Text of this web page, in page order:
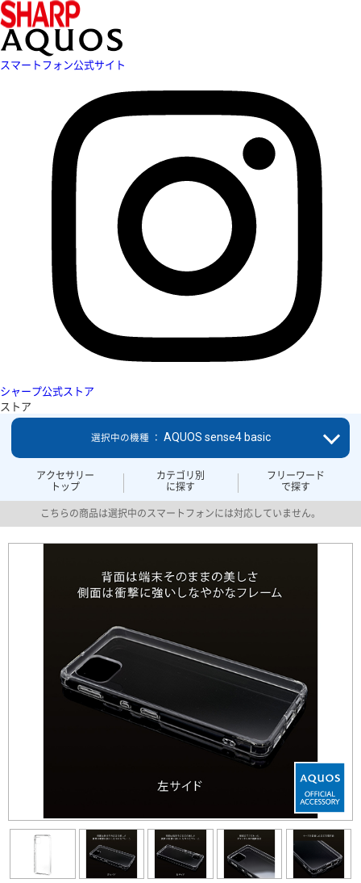
スマートフォン公式サイト
シャープ公式ストア
ストア
アクセサリー
トップ
カテゴリ別
に探す
フリーワード
で探す
選択中の機種 ： AQUOS sense4 basic
こちらの商品は選択中のスマートフォンには対応していません。